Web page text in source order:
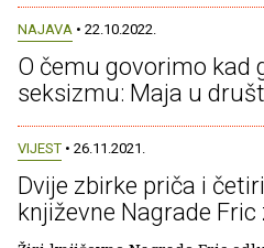
NAJAVA • 22.10.2022.
O čemu govorimo kad
seksizmu: Maja u
VIJEST • 26.11.2021.
Dvije zbirke priča i
književne Nagrade